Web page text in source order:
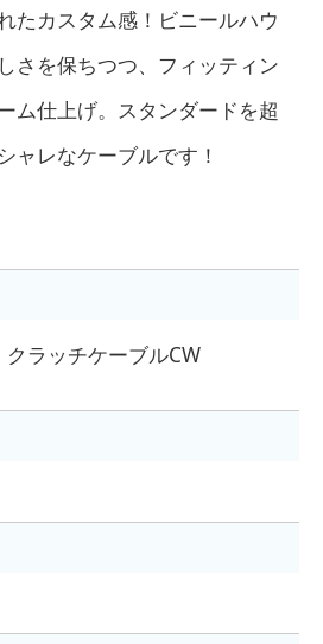
たカスタム感！ビニールハウ
さを保ちつつ、フィッティン
ム仕上げ。スタンダードを超
ャレなケーブルです！
ラッチケーブルCW